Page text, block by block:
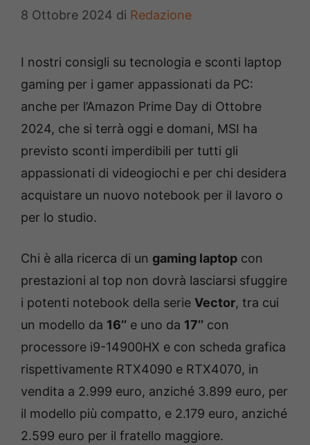
8 Ottobre 2024 di Redazione
I nostri consigli su tecnologia e sconti laptop
gaming per i gamer appassionati da PC:
anche per l’Amazon Prime Day di Ottobre
2024, che si terrà oggi e domani, MSI ha
previsto sconti imperdibili per tutti gli
appassionati di videogiochi e per chi desidera
acquistare un nuovo notebook per il lavoro o
per lo studio.
Chi è alla ricerca di un gaming laptop con
prestazioni al top non dovrà lasciarsi sfuggire
i potenti notebook della serie Vector, tra cui
un modello da 16’’ e uno da 17’’ con
processore i9-14900HX e con scheda grafica
rispettivamente RTX4090 e RTX4070, in
vendita a 2.999 euro, anziché 3.899 euro, per
il modello più compatto, e 2.179 euro, anziché
2.599 euro per il fratello maggiore.